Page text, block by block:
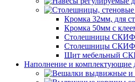
Кромка 32мм, для
Кромка 50мм с
Столешницы
Столешницы
Щит мебельный
Наполнение и комплектующие